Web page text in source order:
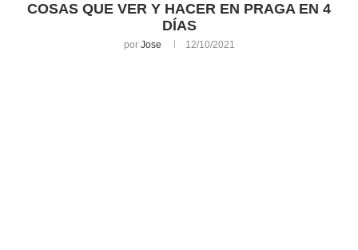
COSAS QUE VER Y HACER EN PRAGA EN 4
DÍAS
por Jose 12/10/2021